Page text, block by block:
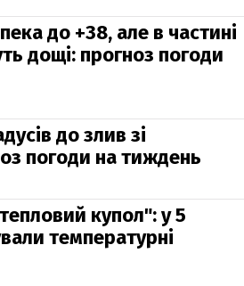
до +38, але в частині
дощі: прогноз погоди
до злив зі
погоди на тиждень
купол": у 5
температурні